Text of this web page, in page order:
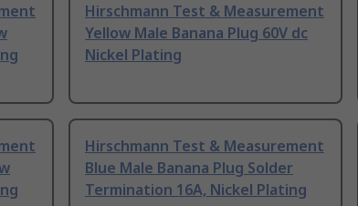
Hirschmann Test & Measurement
Yellow Male Banana Plug 60V dc
Nickel Plating
Hirschmann Test & Measurement
Blue Male Banana Plug Solder
Termination 16A, Nickel Plating